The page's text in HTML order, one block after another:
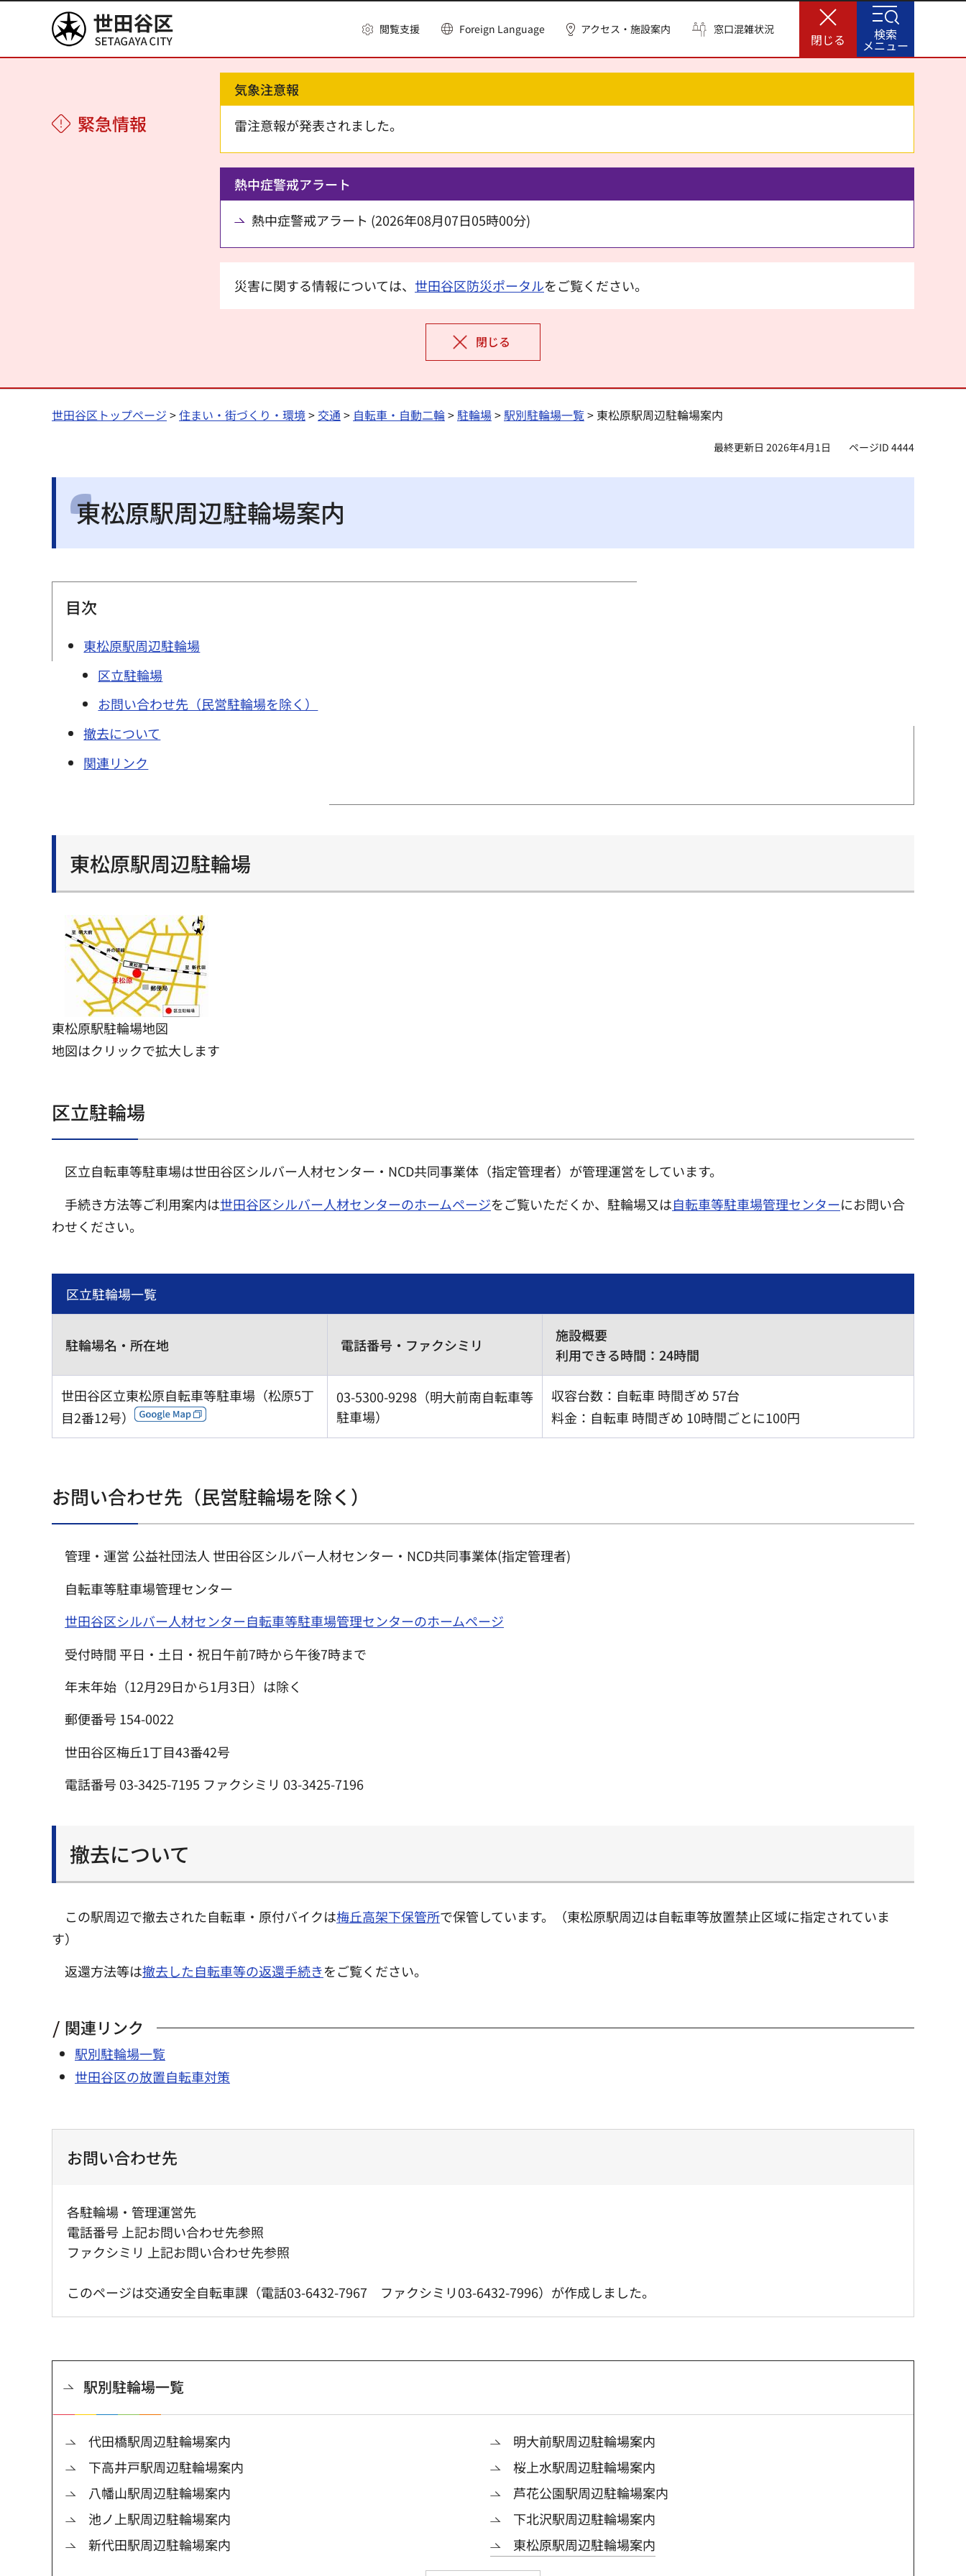
世田谷区 閲覧支援 Foreign Language アクセス・施設案内 窓口混雑状況
閉じる
緊急情報
気象注意報
雷注意報が発表されました。
熱中症警戒アラート
熱中症警戒アラート (2026年08月07日05時00分)
災害に関する情報については、 世田谷区防災ポータルをご覧ください。
閉じる
検索
メニュー
世田谷区トップページ >住まい・街づくり・環境> 交通> 自転車・自動二輪>駐輪場>駅別駐輪場一覧> 東松原駅周辺駐輪場案内
最終更新日 2026年4月1日 ページID 4444
東松原駅周辺駐輪場案内
目次
東松原駅周辺駐輪場
区立駐輪場
お問い合わせ先（民営駐輪場を除く）
撤去について
関連リンク
東松原駅周辺駐輪場
東松原駅駐輪場地図
地図はクリックで拡大します
区立駐輪場
区立自転車等駐車場は世田谷区シルバー人材センター・NCD共同事業体（指定管理者）が管理運営をしています。
手続き方法等ご利用案内は世田谷区シルバー人材センターのホームページをご覧いただくか、駐輪場又は自転車等駐車場管理センターにお問い合
わせください。
区立駐輪場一覧
駐輪場名・所在地 電話番号・ファクシミリ
施設概要
利用できる時間：24時間
世田谷区立東松原自転車等駐車場（松原5丁
目2番12号）
03-5300-9298（明大前南自転車等
駐車場）
収容台数：自転車 時間ぎめ 57台
料金：自転車 時間ぎめ 10時間ごとに100円
お問い合わせ先（民営駐輪場を除く）
管理・運営 公益社団法人 世田谷区シルバー人材センター・NCD共同事業体(指定管理者)
自転車等駐車場管理センター
世田谷区シルバー人材センター自転車等駐車場管理センターのホームページ
受付時間 平日・土日・祝日午前7時から午後7時まで
年末年始（12月29日から1月3日）は除く
郵便番号 154-0022
世田谷区梅丘1丁目43番42号
電話番号 03-3425-7195 ファクシミリ 03-3425-7196
撤去について
この駅周辺で撤去された自転車・原付バイクは梅丘高架下保管所で保管しています。（東松原駅周辺は自転車等放置禁止区域に指定されていま
す）
返還方法等は撤去した自転車等の返還手続きをご覧ください。
関連リンク
駅別駐輪場一覧
世田谷区の放置自転車対策
お問い合わせ先
各駐輪場・管理運営先
電話番号 上記お問い合わせ先参照
ファクシミリ 上記お問い合わせ先参照
このページは交通安全自転車課（電話03-6432-7967 ファクシミリ03-6432-7996）が作成しました。
駅別駐輪場一覧
代田橋駅周辺駐輪場案内
明大前駅周辺駐輪場案内
下高井戸駅周辺駐輪場案内
桜上水駅周辺駐輪場案内
八幡山駅周辺駐輪場案内
芦花公園駅周辺駐輪場案内
池ノ上駅周辺駐輪場案内
下北沢駅周辺駐輪場案内
新代田駅周辺駐輪場案内
東松原駅周辺駐輪場案内